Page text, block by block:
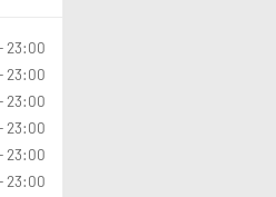
23:00
23:00
23:00
23:00
23:00
23:00